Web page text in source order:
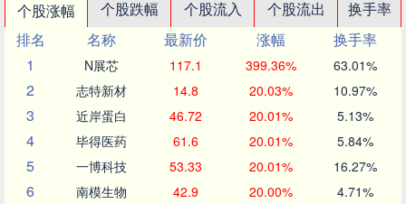
个股涨幅 个股跌幅 个股流入 个股流出
换手率
排名
名称 最新价 涨幅
换手率
1
N展芯 117.1 399.36% 63.01%
2 志特新材 14.8 20.03% 10.97%
3 近岸蛋白 46.72 20.01% 5.13%
4 毕得医药 61.6 20.01% 5.84%
5 一博科技 53.33 20.01% 16.27%
6 南模生物 42.9 20.00% 4.71%